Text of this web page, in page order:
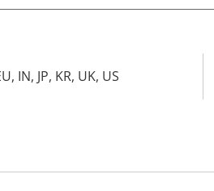
IN, JP, KR, UK, US